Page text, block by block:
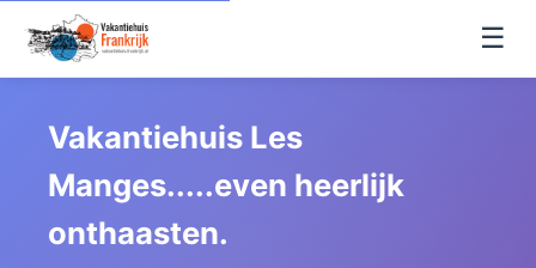
☰
Vakantiehuis Les
Manges.....even heerlijk
onthaasten.